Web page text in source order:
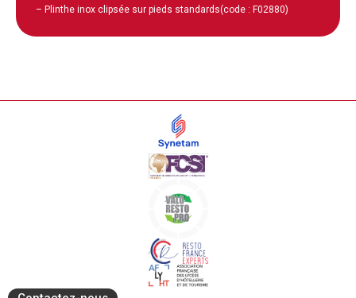
– Plinthe inox clipsée sur pieds standards(code : F02880)